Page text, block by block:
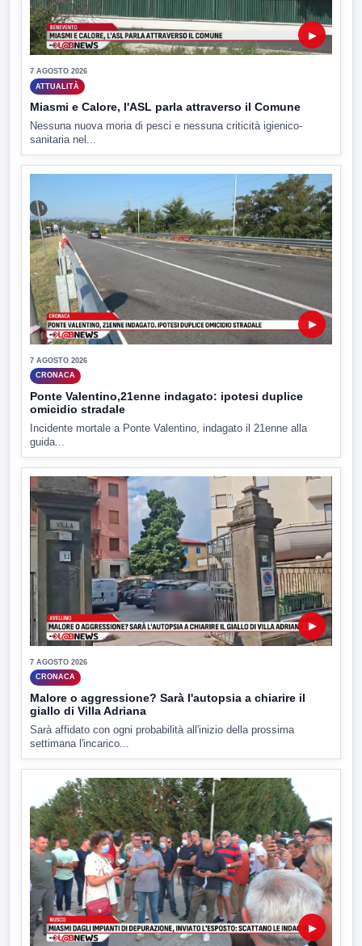
▶
7 AGOSTO 2026
ATTUALITÀ
Miasmi e Calore, l'ASL parla attraverso il Comune
Nessuna nuova moria di pesci e nessuna criticità igienico-
sanitaria nel...
▶
7 AGOSTO 2026
CRONACA
Ponte Valentino,21enne indagato: ipotesi duplice
omicidio stradale
Incidente mortale a Ponte Valentino, indagato il 21enne alla
guida...
▶
7 AGOSTO 2026
CRONACA
Malore o aggressione? Sarà l'autopsia a chiarire il
giallo di Villa Adriana
Sarà affidato con ogni probabilità all'inizio della prossima
settimana l'incarico...
▶